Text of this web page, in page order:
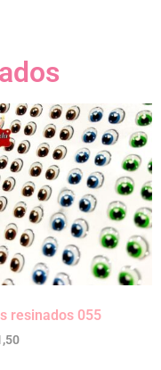
resinados 055